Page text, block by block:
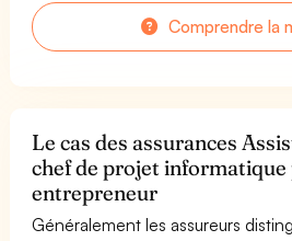
Comprendre la
Le cas des assurances
chef de projet
entrepreneur
Généralement les assureurs